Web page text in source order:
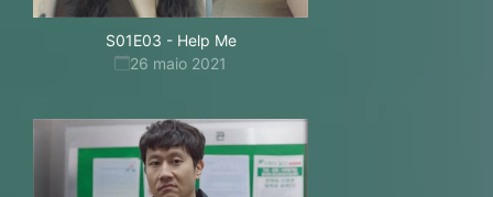
S01E03 - Help Me
26 maio 2021